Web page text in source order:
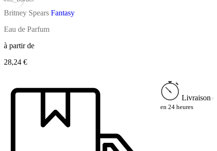
Britney Spears Fantasy
Eau de Parfum
à partir de
28,24 €
Livraison
en 24 heures